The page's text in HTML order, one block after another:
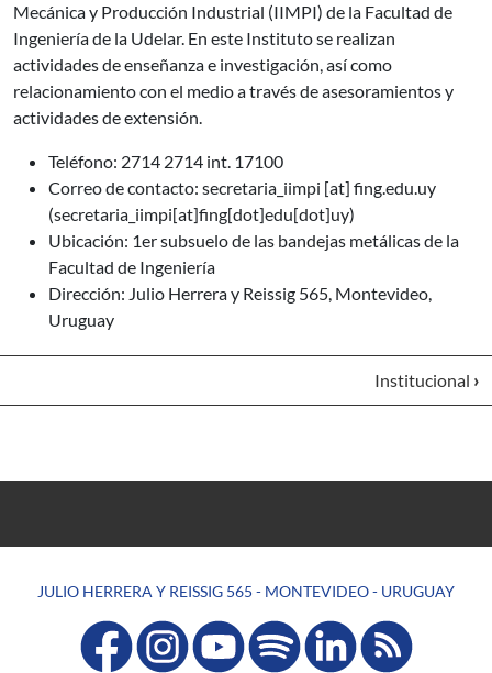
Mecánica y Producción Industrial (IIMPI) de la Facultad de
Ingeniería de la Udelar. En este Instituto se realizan
actividades de enseñanza e investigación, así como
relacionamiento con el medio a través de asesoramientos y
actividades de extensión.
Teléfono: 2714 2714 int. 17100
Correo de contacto: secretaria_iimpi [at] fing.edu.uy
(secretaria_iimpi[at]fing[dot]edu[dot]uy)
Ubicación: 1er subsuelo de las bandejas metálicas de la
Facultad de Ingeniería
Dirección: Julio Herrera y Reissig 565, Montevideo,
Uruguay
Institucional ›
JULIO HERRERA Y REISSIG 565 - MONTEVIDEO - URUGUAY